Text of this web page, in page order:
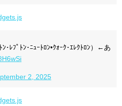
･ﾚﾌﾟﾄﾝ･ﾆｭｰﾄﾛﾝ•ｸｫｰｸ･ｴﾚｸﾄﾛﾝ）←あ
2, 2025